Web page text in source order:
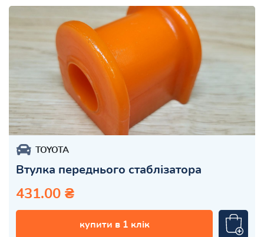
TOYOTA
Втулка переднього стаблізатора
431.00 ₴
купити в 1 клік